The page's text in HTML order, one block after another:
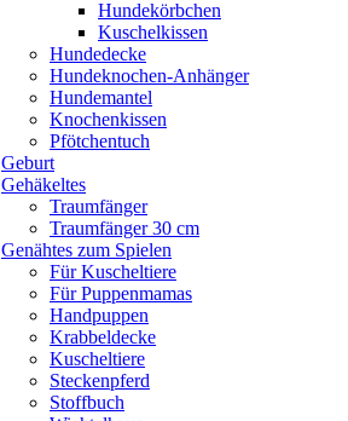
Hundekörbchen
Kuschelkissen
Hundedecke
Hundeknochen-Anhänger
Hundemantel
Knochenkissen
Pfötchentuch
Geburt
Gehäkeltes
Traumfänger
Traumfänger 30 cm
Genähtes zum Spielen
Für Kuscheltiere
Für Puppenmamas
Handpuppen
Krabbeldecke
Kuscheltiere
Steckenpferd
Stoffbuch